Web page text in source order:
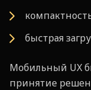
быстрая
Мобильный UX
принятие